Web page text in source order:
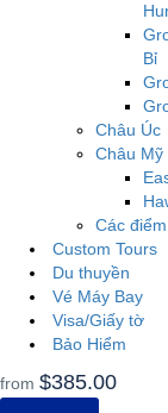
Bỉ
Châu Úc
Châu Mỹ
Các
Custom Tours
Du thuyền
Vé Máy Bay
Visa/Giấy tờ
Bảo Hiểm
from $385.00